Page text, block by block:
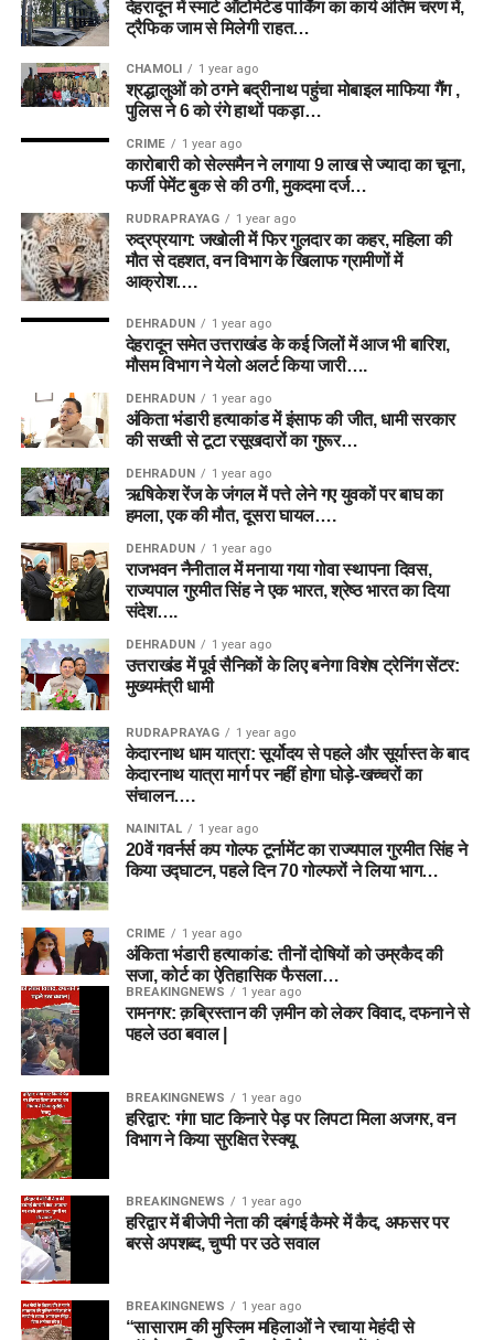
देहरादून में स्मार्ट ऑटोमेटेड पार्किंग का कार्य अंतिम चरण में,
ट्रैफिक जाम से मिलेगी राहत…
CHAMOLI 1 year ago
श्रद्धालुओं को ठगने बद्रीनाथ पहुंचा मोबाइल माफिया गैंग ,
पुलिस ने 6 को रंगे हाथों पकड़ा…
CRIME 1 year ago
कारोबारी को सेल्समैन ने लगाया 9 लाख से ज्यादा का चूना,
फर्जी पेमेंट बुक से की ठगी, मुकदमा दर्ज…
RUDRAPRAYAG 1 year ago
रुद्रप्रयाग: जखोली में फिर गुलदार का कहर, महिला की
मौत से दहशत, वन विभाग के खिलाफ ग्रामीणों में
आक्रोश….
DEHRADUN 1 year ago
देहरादून समेत उत्तराखंड के कई जिलों में आज भी बारिश,
मौसम विभाग ने येलो अलर्ट किया जारी….
DEHRADUN 1 year ago
अंकिता भंडारी हत्याकांड में इंसाफ की जीत, धामी सरकार
की सख्ती से टूटा रसूखदारों का गुरूर…
DEHRADUN 1 year ago
ऋषिकेश रेंज के जंगल में पत्ते लेने गए युवकों पर बाघ का
हमला, एक की मौत, दूसरा घायल….
DEHRADUN 1 year ago
राजभवन नैनीताल में मनाया गया गोवा स्थापना दिवस,
राज्यपाल गुरमीत सिंह ने एक भारत, श्रेष्ठ भारत का दिया
संदेश….
DEHRADUN 1 year ago
उत्तराखंड में पूर्व सैनिकों के लिए बनेगा विशेष ट्रेनिंग सेंटर:
मुख्यमंत्री धामी
RUDRAPRAYAG 1 year ago
केदारनाथ धाम यात्रा: सूर्योदय से पहले और सूर्यास्त के बाद
केदारनाथ यात्रा मार्ग पर नहीं होगा घोड़े-खच्चरों का
संचालन….
NAINITAL 1 year ago
20वें गवर्नर्स कप गोल्फ टूर्नामेंट का राज्यपाल गुरमीत सिंह ने
किया उद्घाटन, पहले दिन 70 गोल्फरों ने लिया भाग…
CRIME 1 year ago
अंकिता भंडारी हत्याकांड: तीनों दोषियों को उम्रकैद की
सजा, कोर्ट का ऐतिहासिक फैसला…
BREAKINGNEWS 1 year ago
रामनगर: क़ब्रिस्तान की ज़मीन को लेकर विवाद, दफनाने से
पहले उठा बवाल |
BREAKINGNEWS 1 year ago
हरिद्वार: गंगा घाट किनारे पेड़ पर लिपटा मिला अजगर, वन
विभाग ने किया सुरक्षित रेस्क्यू
BREAKINGNEWS 1 year ago
हरिद्वार में बीजेपी नेता की दबंगई कैमरे में कैद, अफसर पर
बरसे अपशब्द, चुप्पी पर उठे सवाल
BREAKINGNEWS 1 year ago
“सासाराम की मुस्लिम महिलाओं ने रचाया मेहंदी से